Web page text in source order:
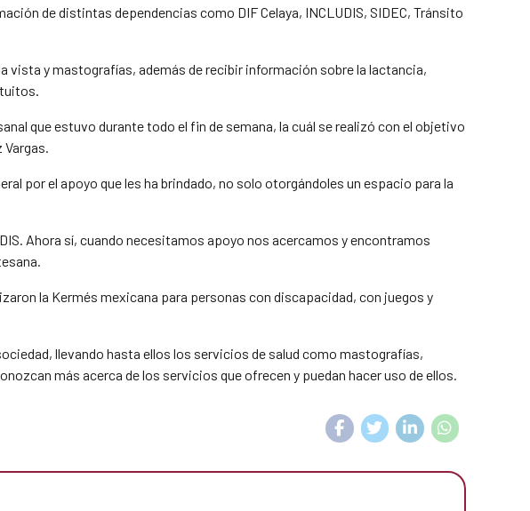
de distintas dependencias como DIF Celaya, INCLUDIS, SIDEC, Tránsito
vista y mastografías, además de recibir información sobre la lactancia,
que estuvo durante todo el fin de semana, la cuál se realizó con el objetivo
Vargas.
por el apoyo que les ha brindado, no solo otorgándoles un espacio para la
Ahora sí, cuando necesitamos apoyo nos acercamos y encontramos
la Kermés mexicana para personas con discapacidad, con juegos y
llevando hasta ellos los servicios de salud como mastografías,
más acerca de los servicios que ofrecen y puedan hacer uso de ellos.